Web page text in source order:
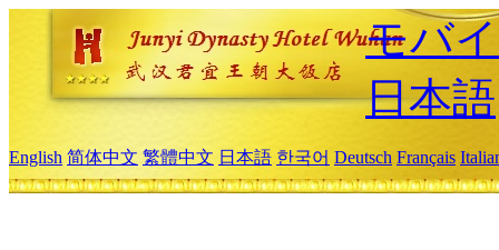
モバ
日本語
English 简体中文 繁體中文 日本語 한국어 Deutsch Français